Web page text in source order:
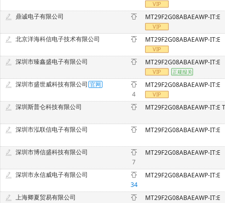
鼎诚电子有限公司 MT29F2G08ABAEAWP-IT:E
北京洋海科信电子技术有限公司 MT29F2G08ABAEAWP-IT:E
深圳市臻鑫盛电子有限公司 MT29F2G08ABAEAWP-IT:E
深圳市盛世威科技有限公司
4
MT29F2G08ABAEAWP-IT:E
深圳斯普仑科技有限公司 MT29F2G08ABAEAWP-IT:E
深圳市泓联信电子有限公司 MT29F2G08ABAEAWP-IT:E
深圳市博信盛科技有限公司
7
MT29F2G08ABAEAWP-IT:E
深圳市永信威电子有限公司
34
MT29F2G08ABAEAWP-IT:E
上海卿夏贸易有限公司 MT29F2G08ABAEAWP-IT:E